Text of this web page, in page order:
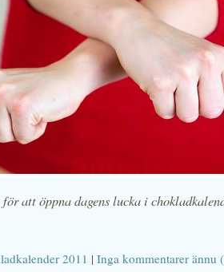
att öppna dagens lucka i
2011 | Inga kommentarer ännu